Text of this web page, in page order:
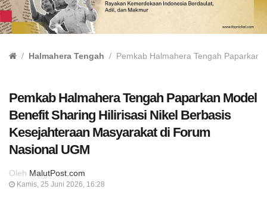
Halmahera Tengah Pemkab Halmahera Tengah Paparkan
Pemkab Halmahera Tengah Paparkan Model
Benefit Sharing Hilirisasi Nikel Berbasis
Kesejahteraan Masyarakat di Forum
Nasional UGM
Oleh MalutPost.com
Kamis, 25 Juni 2026, 16:28